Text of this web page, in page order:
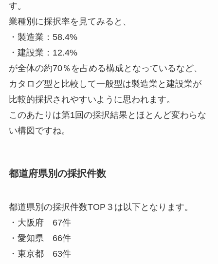
す。
業種別に採択率を見てみると、
・製造業：58.4%
・建設業：12.4%
が全体の約70％を占める構成となっているなど、
カタログ型と比較して一般型は製造業と建設業が
比較的採択されやすいように思われます。
このあたりは第1回の採択結果とほとんど変わらな
い構図ですね。
都道府県別の採択件数
都道県別の採択件数TOP３は以下となります。
・大阪府 67件
・愛知県 66件
・東京都 63件